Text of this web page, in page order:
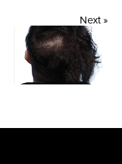
Next »